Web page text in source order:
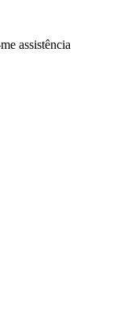
assistência